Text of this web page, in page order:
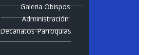
Galeria Obispos
Administración
Decanatos-Parroquias